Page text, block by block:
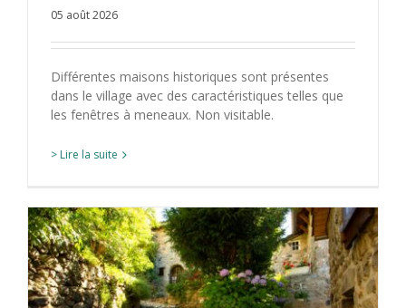
05 août 2026
Différentes maisons historiques sont présentes
dans le village avec des caractéristiques telles que
les fenêtres à meneaux. Non visitable.
> Lire la suite